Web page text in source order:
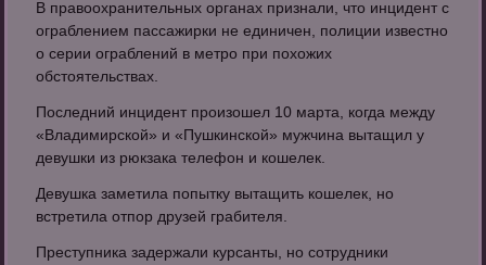
В правоохранительных органах признали, что инцидент с
ограблением пассажирки не единичен, полиции известно
о серии ограблений в метро при похожих
обстоятельствах.
Последний инцидент произошел 10 марта, когда между
«Владимирской» и «Пушкинской» мужчина вытащил у
девушки из рюкзака телефон и кошелек.
Девушка заметила попытку вытащить кошелек, но
встретила отпор друзей грабителя.
Преступника задержали курсанты, но сотрудники